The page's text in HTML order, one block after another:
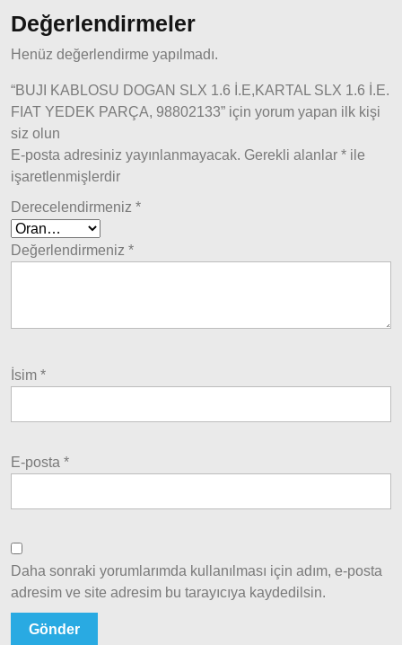
Modeller
Ducato
2015
Model
ve Üstü
Tipo &
Uno
Tipo
Uno
Fiorino
Fullback
1997-
Palio
Model
ve Üstü
Scudo
1995-
Değerlendirmeler
Henüz değerlendirme yapılmadı.
“BUJI KABLOSU DOGAN SLX 1.6 İ.E,KARTAL SLX 1.6 İ.E.
FIAT YEDEK PARÇA, 98802133” için yorum yapan ilk kişi
siz olun
E-posta adresiniz yayınlanmayacak. Gerekli alanlar * ile
işaretlenmişlerdir
Derecelendirmeniz *
Değerlendirmeniz *
İsim *
E-posta *
Daha sonraki yorumlarımda kullanılması için adım, e-posta
adresim ve site adresim bu tarayıcıya kaydedilsin.